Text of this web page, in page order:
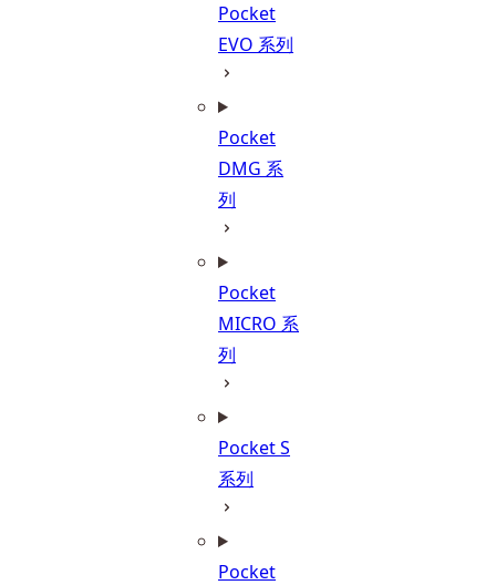
Pocket
EVO 系列
Pocket
DMG 系
列
Pocket
MICRO 系
列
Pocket S
系列
Pocket